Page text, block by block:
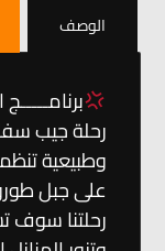
الوصف
رحلة جيب
وطبيعية
على جبل
رحلتنا سوف